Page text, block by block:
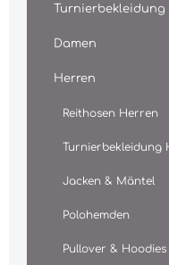
Turnierbekleidung
Damen
Herren
Reithosen Herren
Turnierbekleidung
Jacken & Mäntel
Polohemden
Pullover & Hoodies